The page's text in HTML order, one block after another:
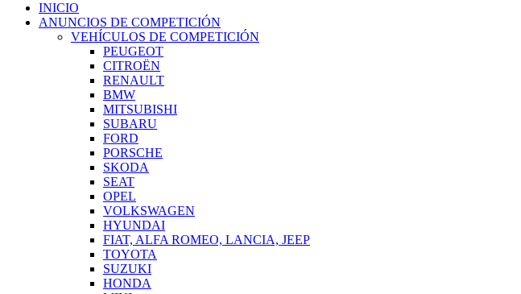
INICIO
ANUNCIOS DE COMPETICIÓN
VEHÍCULOS DE COMPETICIÓN
PEUGEOT
CITROËN
RENAULT
BMW
MITSUBISHI
SUBARU
FORD
PORSCHE
SKODA
SEAT
OPEL
VOLKSWAGEN
HYUNDAI
FIAT, ALFA ROMEO, LANCIA, JEEP
TOYOTA
SUZUKI
HONDA